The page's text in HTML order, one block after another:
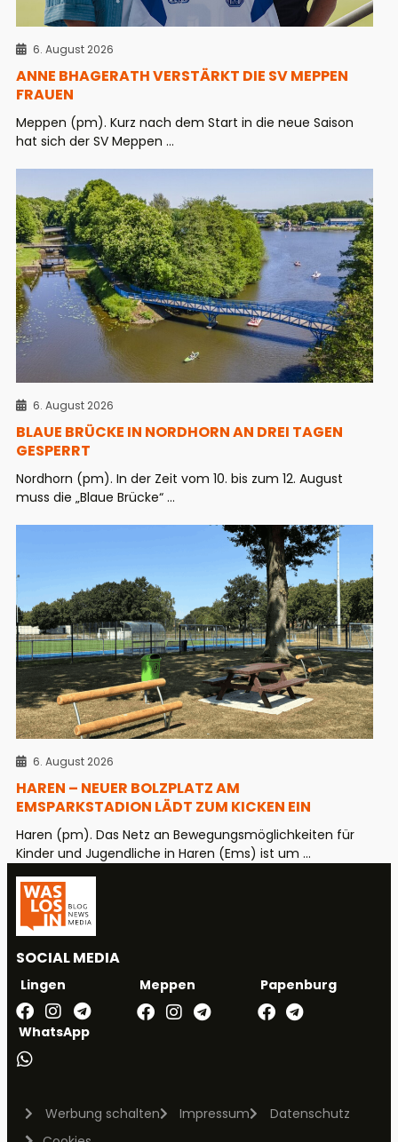
6. August 2026
ANNE BHAGERATH VERSTÄRKT DIE SV MEPPEN
FRAUEN
Meppen (pm). Kurz nach dem Start in die neue Saison
hat sich der SV Meppen ...
6. August 2026
BLAUE BRÜCKE IN NORDHORN AN DREI TAGEN
GESPERRT
Nordhorn (pm). In der Zeit vom 10. bis zum 12. August
muss die „Blaue Brücke“ ...
6. August 2026
HAREN – NEUER BOLZPLATZ AM
EMSPARKSTADION LÄDT ZUM KICKEN EIN
Haren (pm). Das Netz an Bewegungsmöglichkeiten für
Kinder und Jugendliche in Haren (Ems) ist um ...
SOCIAL MEDIA
Lingen Meppen Papenburg
WhatsApp
Werbung schalten Impressum
Datenschutz